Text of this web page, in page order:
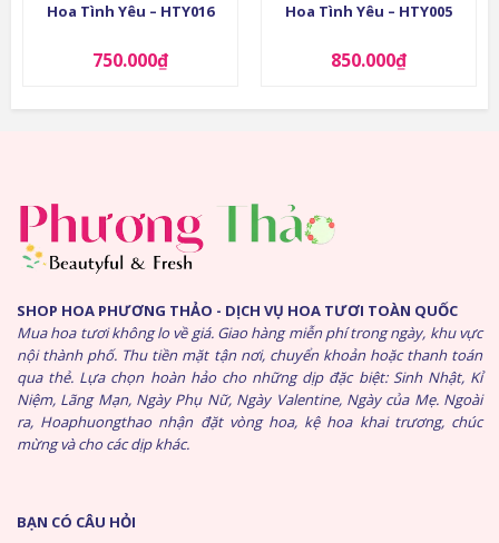
Hoa Tình Yêu – HTY016
750.000₫
Hoa Tình Yêu – HTY005
850.000₫
SHOP HOA PHƯƠNG THẢO - DỊCH VỤ HOA TƯƠI TOÀN QUỐC
Mua hoa tươi không lo về giá. Giao hàng miễn phí trong ngày, khu vực
nội thành phố. Thu tiền mặt tận nơi, chuyển khoản hoặc thanh toán
qua thẻ. Lựa chọn hoàn hảo cho những dịp đặc biệt: Sinh Nhật, Kỉ
Niệm, Lãng Mạn, Ngày Phụ Nữ, Ngày Valentine, Ngày của Mẹ. Ngoài
ra, Hoaphuongthao nhận đặt vòng hoa, kệ hoa khai trương, chúc
mừng và cho các dịp khác.
BẠN CÓ CÂU HỎI